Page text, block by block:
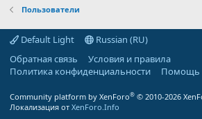
Пользователи
Default Light
Russian (RU)
Обратная связь
Условия и правила
Политика конфиденциальности
Помощь
Community platform by XenForo® © 2010-2026
Локализация от XenForo.Info